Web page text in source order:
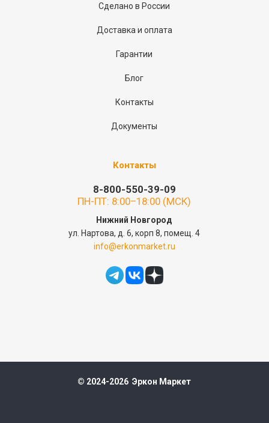
Сделано в России
Доставка и оплата
Гарантии
Блог
Контакты
Документы
Контакты
8-800-550-39-09
ПН-ПТ: 8:00–18:00 (МСК)
Нижний Новгород
ул. Нартова, д. 6, корп 8, помещ. 4
info@erkonmarket.ru
© 2024-2026 Эркон Маркет